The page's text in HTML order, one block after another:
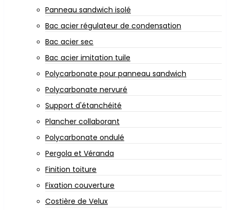
Panneau sandwich isolé
Bac acier régulateur de condensation
Bac acier sec
Bac acier imitation tuile
Polycarbonate pour panneau sandwich
Polycarbonate nervuré
Support d'étanchéité
Plancher collaborant
Polycarbonate ondulé
Pergola et Véranda
Finition toiture
Fixation couverture
Costière de Velux